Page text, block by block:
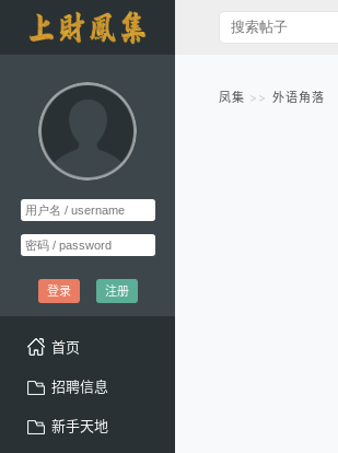
登录 注册
首页
招聘信息
新手天地
凤集 外语角落